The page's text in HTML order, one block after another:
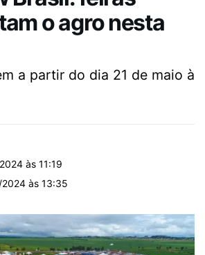
o agro nesta
a partir do dia 21 de maio à
às 11:19
às 13:35